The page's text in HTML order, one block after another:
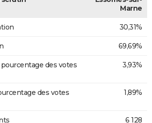
Marne
30,31%
69,69%
des votes
3,93%
des votes
1,89%
6 128